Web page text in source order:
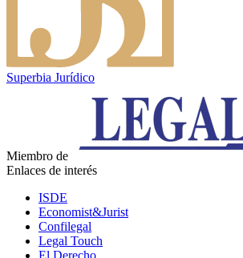
Superbia Jurídico
Miembro de
Enlaces de interés
ISDE
Economist&Jurist
Confilegal
Legal Touch